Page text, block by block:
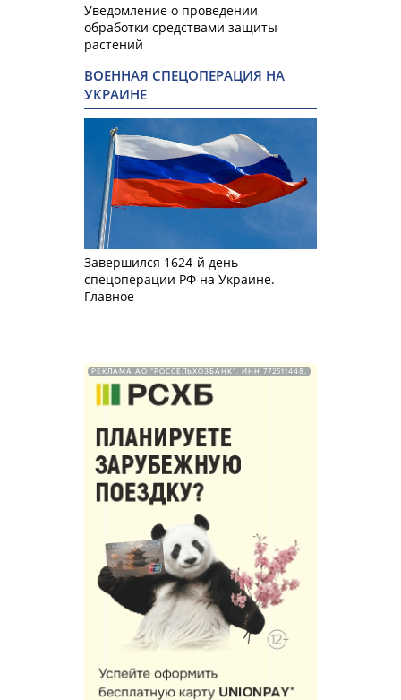
Уведомление о проведении
обработки средствами защиты
растений
ВОЕННАЯ СПЕЦОПЕРАЦИЯ НА
УКРАИНЕ
Завершился 1624-й день
спецоперации РФ на Украине.
Главное
РЕКЛАМА АО "РОССЕЛЬХОЗБАНК". ИНН 772511448.